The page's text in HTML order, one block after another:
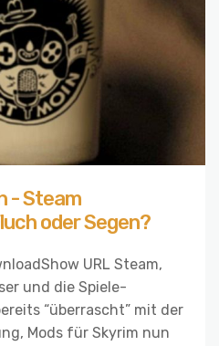
- Steam
oder Segen?
URL Steam,
und die Spiele-
“überrascht” mit der
Mods für Skyrim nun